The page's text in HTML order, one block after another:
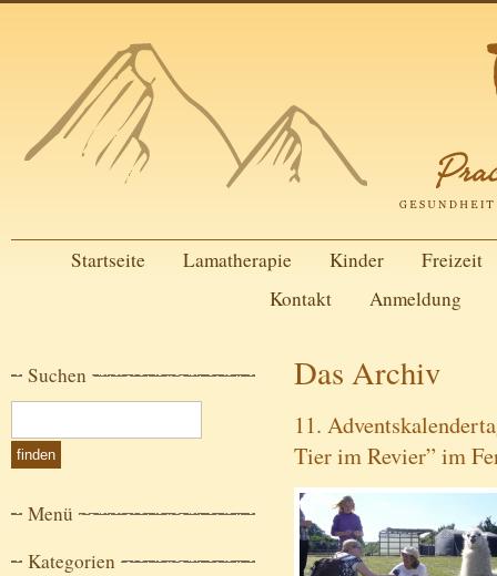
Startseite Lamatherapie Kinder
Freizeit
Kontakt
Anmeldung
Suchen
Menü
Kategorien
Das Archiv
11.
Tier im Revier” im